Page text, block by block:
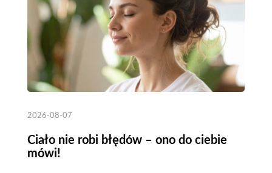
2026-08-07
Ciało nie robi błędów – ono do ciebie
mówi!